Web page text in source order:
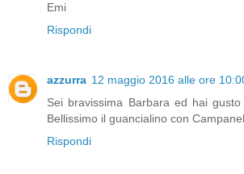
Emi
Rispondi
azzurra 12 maggio 2016 alle ore
Sei bravissima Barbara ed hai
Bellissimo il guancialino con
Rispondi